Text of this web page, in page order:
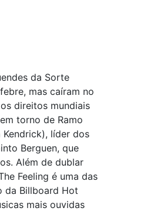
da Sorte
mas caíram no
direitos mundiais
torno de Ramo
líder dos
Berguen, que
Além de dublar
Feeling é uma das
da Billboard Hot
mais ouvidas